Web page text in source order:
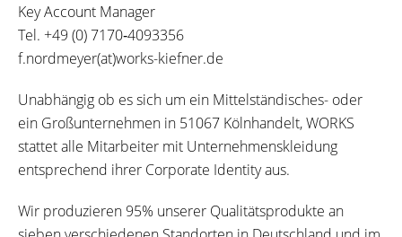
Key Account Manager
Tel. +49 (0) 7170‐4093356
f.nordmeyer(at)works-kiefner.de
Unabhängig ob es sich um ein Mittelständisches- oder
ein Großunternehmen in 51067 Kölnhandelt, WORKS
stattet alle Mitarbeiter mit Unternehmenskleidung
entsprechend ihrer Corporate Identity aus.
Wir produzieren 95% unserer Qualitätsprodukte an